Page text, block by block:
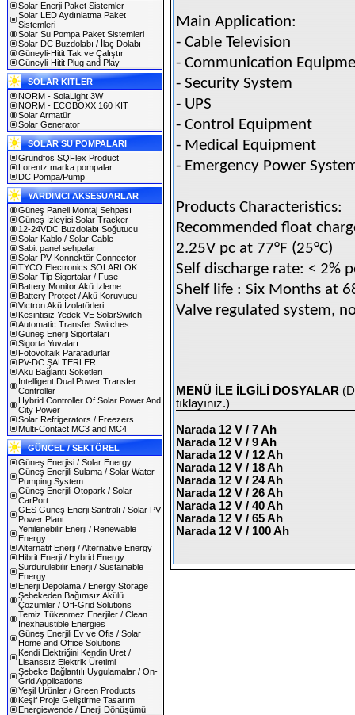
Solar Enerji Paket Sistemler
Solar LED Aydınlatma Paket
Sistemleri
Solar Su Pompa Paket Sistemleri
Solar DC Buzdolabı / İlaç Dolabı
Güneyli-Hitit Tak ve Çalıştır
Güneyli-Hitit Plug and Play
SOLAR KITLER
NORM - SolaLight 3W
NORM - ECOBOXX 160 KIT
Solar Armatür
Solar Generator
SOLAR SU POMPALARI
Grundfos SQFlex Product
Lorentz marka pompalar
DC Pompa/Pump
YARDIMCI AKSESUARLAR
Güneş Paneli Montaj Sehpası
Güneş İzleyici Solar Tracker
12-24VDC Buzdolabı Soğutucu
Solar Kablo / Solar Cable
Sabit panel sehpaları
Solar PV Konnektör Connector
TYCO Electronics SOLARLOK
Solar Tip Sigortalar / Fuse
Battery Monitor Akü İzleme
Battery Protect / Akü Koruyucu
Victron Akü İzolatörleri
Kesintisiz Yedek VE SolarSwitch
Automatic Transfer Switches
Güneş Enerji Sigortaları
Sigorta Yuvaları
Fotovoltaik Parafadurlar
PV-DC ŞALTERLER
Akü Bağlantı Soketleri
Intelligent Dual Power Transfer
Controller
Hybrid Controller Of Solar Power And
City Power
Solar Refrigerators / Freezers
Multi-Contact MC3 and MC4
GÜNCEL / SEKTÖREL
Güneş Enerjisi / Solar Energy
Güneş Enerjili Sulama / Solar Water
Pumping System
Güneş Enerjili Otopark / Solar
CarPort
GES Güneş Enerji Santralı / Solar PV
Power Plant
Yenilenebilir Enerji / Renewable
Energy
Alternatif Enerji / Alternative Energy
Hibrit Enerji / Hybrid Energy
Sürdürülebilir Enerji / Sustainable
Energy
Enerji Depolama / Energy Storage
Şebekeden Bağımsız Akülü
Çözümler / Off-Grid Solutions
Temiz Tükenmez Enerjiler / Clean
Inexhaustible Energies
Güneş Enerjili Ev ve Ofis / Solar
Home and Office Solutions
Kendi Elektriğini Kendin Üret /
Lisanssız Elektrik Üretimi
Şebeke Bağlantılı Uygulamalar / On-
Grid Applications
Yeşil Ürünler / Green Products
Keşif Proje Geliştirme Tasarım
Energiewende / Enerji Dönüşümü
Main Application:
- Cable Television
- Communication
- Security System
- UPS
- Control Equipment
- Medical Equipment
- Emergency Power
Products Characteristics:
Recommended float
2.25V pc at 77°F (25°C)
Self discharge rate: < 2%
Shelf life : Six Months at
Valve regulated system,
MENÜ İLE İLGİLİ DOSYALAR
tıklayınız.)
Narada 12 V / 7 Ah
Narada 12 V / 9 Ah
Narada 12 V / 12 Ah
Narada 12 V / 18 Ah
Narada 12 V / 24 Ah
Narada 12 V / 26 Ah
Narada 12 V / 40 Ah
Narada 12 V / 65 Ah
Narada 12 V / 100 Ah